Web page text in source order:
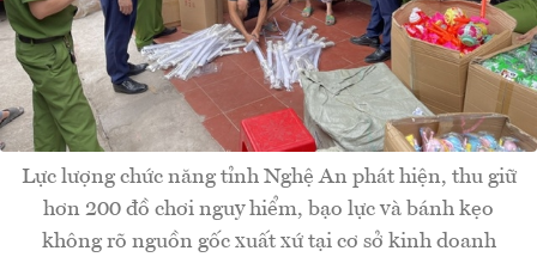
Lực lượng chức năng tỉnh Nghệ An phát hiện, thu giữ
hơn 200 đồ chơi nguy hiểm, bạo lực và bánh kẹo
không rõ nguồn gốc xuất xứ tại cơ sở kinh doanh